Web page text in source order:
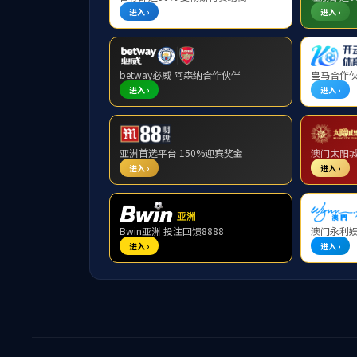
研究项目
学术讲座
学术成果
学术交流